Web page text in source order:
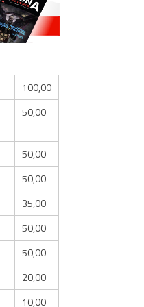
100,00
50,00
50,00
50,00
35,00
50,00
50,00
20,00
10,00